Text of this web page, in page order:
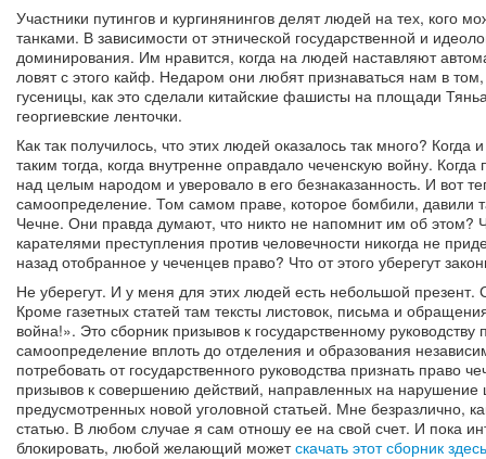
Участники путингов и кургинянингов делят людей на тех, кого
танками. В зависимости от этнической государственной и
доминирования. Им нравится, когда на людей наставляют
ловят с этого кайф. Недаром они любят признаваться нам в
гусеницы, как это сделали китайские фашисты на площади
георгиевские ленточки.
Как так получилось, что этих людей оказалось так много?
таким тогда, когда внутренне оправдало чеченскую войну.
над целым народом и уверовало в его безнаказанность. И вот
самоопределение. Том самом праве, которое бомбили, давили
Чечне. Они правда думают, что никто не напомнит им об этом?
карателями преступления против человечности никогда не
назад отобранное у чеченцев право? Что от этого уберегут
Не уберегут. И у меня для этих людей есть небольшой
Кроме газетных статей там тексты листовок, письма и
война!». Это сборник призывов к государственному
самоопределение вплоть до отделения и образования
потребовать от государственного руководства признать право
призывов к совершению действий, направленных на нарушение
предусмотренных новой уголовной статьей. Мне безразлично,
статью. В любом случае я сам отношу ее на свой счет. И пока
блокировать, любой желающий можетскачать этот сборник здесь